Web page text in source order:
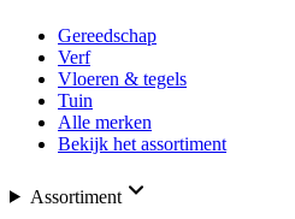
Gereedschap
Verf
Vloeren & tegels
Tuin
Alle merken
Bekijk het assortiment
Assortiment